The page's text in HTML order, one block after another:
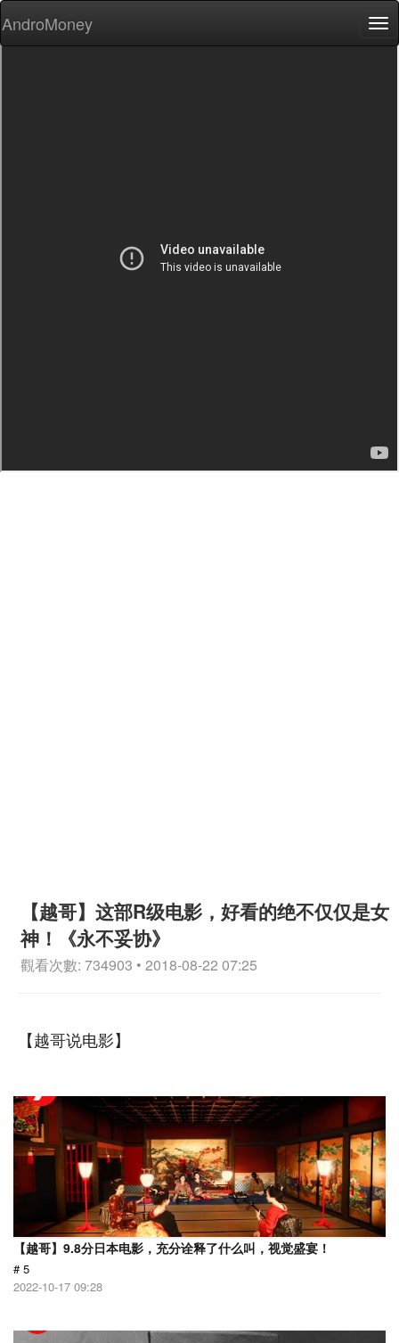
AndroMoney
【越哥】这部R级电影，好看的绝不仅仅是女
神！《永不妥协》
觀看次數: 734903 • 2018-08-22 07:25
【越哥说电影】
【越哥】9.8分日本电影，充分诠释了什么叫，视觉盛宴！
# 5
2022-10-17 09:28